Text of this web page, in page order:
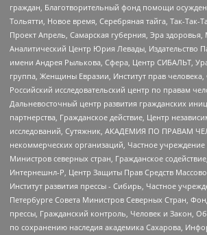
граждан, Благотворительный фонд помощи
Тольятти, Новое время, Серебряная тайга, Так-Так-
Проект Апрель, Самарская губерния, Эра
Аналитический Центр Юрия Левады, Издательство
имени Андрея Рылькова, Сфера, Центр СИБАЛЬТ,
группа, Женщины Евразии, Институт прав
Российский исследовательский центр по правам
Дальневосточный центр развития гражданских
партнерства, Гражданское действие, Центр
исследований, Сутяжник, АКАДЕМИЯ ПО ПРАВАМ
некоммерческих организаций, Частное
Министров северных стран, Гражданское
Интернешнл-Р, Центр Защиты Прав Средств
Институт развития прессы - Сибирь, Частное
Петербурге Совета Министров Северных Стран,
прессы, Гражданский контроль, Человек и Закон,
по сохранению наследия академика Сахарова,